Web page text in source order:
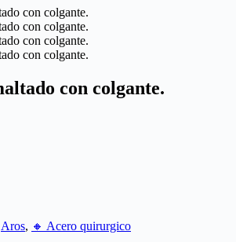
con colgante.
Aros, 🔸​ Acero quirurgico